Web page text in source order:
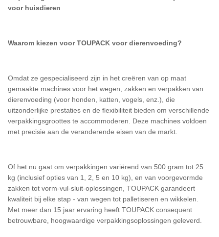
voor huisdieren
Waarom kiezen voor TOUPACK voor dierenvoeding?
Omdat ze gespecialiseerd zijn in het creëren van op maat
gemaakte machines voor het wegen, zakken en verpakken van
dierenvoeding (voor honden, katten, vogels, enz.), die
uitzonderlijke prestaties en de flexibiliteit bieden om verschillende
verpakkingsgroottes te accommoderen. Deze machines voldoen
met precisie aan de veranderende eisen van de markt.
Of het nu gaat om verpakkingen variërend van 500 gram tot 25
kg (inclusief opties van 1, 2, 5 en 10 kg), en van voorgevormde
zakken tot vorm-vul-sluit-oplossingen, TOUPACK garandeert
kwaliteit bij elke stap - van wegen tot palletiseren en wikkelen.
Met meer dan 15 jaar ervaring heeft TOUPACK consequent
betrouwbare, hoogwaardige verpakkingsoplossingen geleverd.